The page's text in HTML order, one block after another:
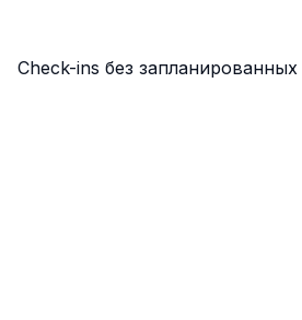
Check-ins без запланированных